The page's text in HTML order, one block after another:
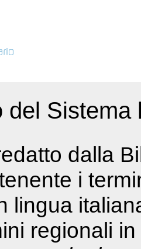
del
dalla
i
lingua
regionali